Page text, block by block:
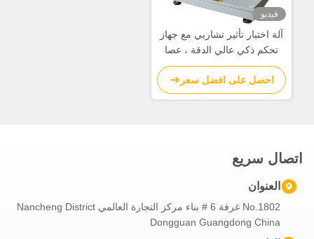
فيديو
آلة اختبار تأثير تشاربي مع جهاز
تحكم ذكي عالي الدقة ، عصا
البندولوم الألياف الكربونية ،
ومدمج رقمي مستورد
احصل على افضل سعر
اتصال سريع
العنوان
No.1802 غرفة 6 # بناء مركز التجارة العالمي Nancheng District
Dongguan Guangdong China